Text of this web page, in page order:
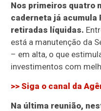
Nos primeiros quatro
caderneta já acumula
retiradas líquidas.
está a manutenção da
– em alta, o que
investimentos com
>> Siga o canal da
Na última reunião,